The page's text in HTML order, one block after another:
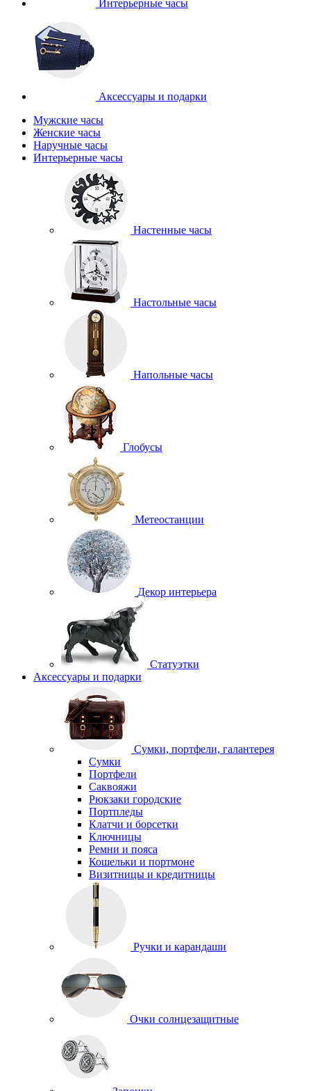
Интерьерные часы
Аксессуары и подарки
Мужские часы
Женские часы
Наручные часы
Интерьерные часы
Настенные часы
Настольные часы
Напольные часы
Глобусы
Метеостанции
Декор интерьера
Статуэтки
Аксессуары и подарки
Сумки, портфели, галантерея
Сумки
Портфели
Саквояжи
Рюкзаки городские
Портпледы
Клатчи и борсетки
Ключницы
Ремни и пояса
Кошельки и портмоне
Визитницы и кредитницы
Ручки и карандаши
Очки солнцезащитные